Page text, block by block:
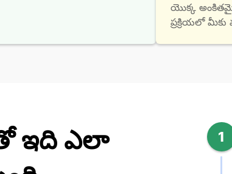
యొక్క
ప్రక్రియలో మీకు
ఇది ఎలా
1